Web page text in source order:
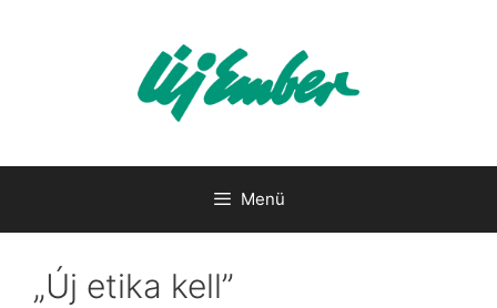
Menü
„Új etika kell”